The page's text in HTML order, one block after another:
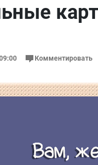
Комментировать